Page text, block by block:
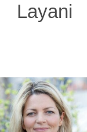
Layani